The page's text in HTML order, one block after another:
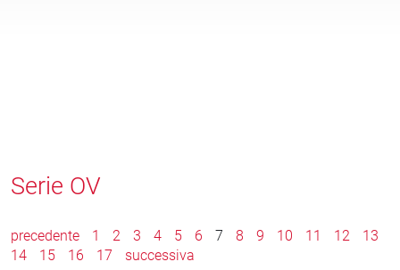
Serie OV
precedente 1 2 3 4 5 6 7 8 9 10 11 12
13
14
15 16 17 successiva